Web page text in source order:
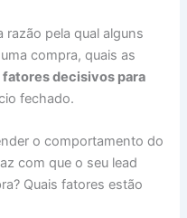
pela qual alguns
compra, quais as
fatores decisivos para
fechado.
o comportamento do
com que o seu lead
Quais fatores estão